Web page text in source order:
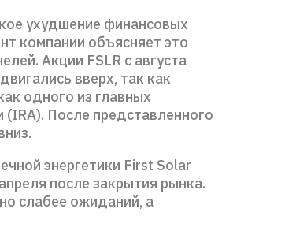
ухудшение финансовых
компании объясняет это
Акции FSLR c августа
вверх, так как
одного из главных
После представленного
энергетики First Solar
после закрытия рынка.
слабее ожиданий, а